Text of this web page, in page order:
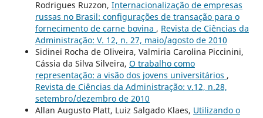
Rodrigues Ruzzon, Internacionalização de empresas
russas no Brasil: configurações de transação para o
fornecimento de carne bovina , Revista de Ciências da
Administração: V. 12, n. 27, maio/agosto de 2010
Sidinei Rocha de Oliveira, Valmiria Carolina Piccinini,
Cássia da Silva Silveira, O trabalho como
representação: a visão dos jovens universitários ,
Revista de Ciências da Administração: v.12, n.28,
setembro/dezembro de 2010
Allan Augusto Platt, Luiz Salgado Klaes, Utilizando o